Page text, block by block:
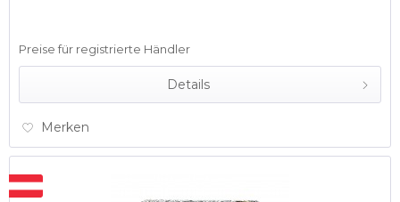
Preise für registrierte Händler
Details
Merken